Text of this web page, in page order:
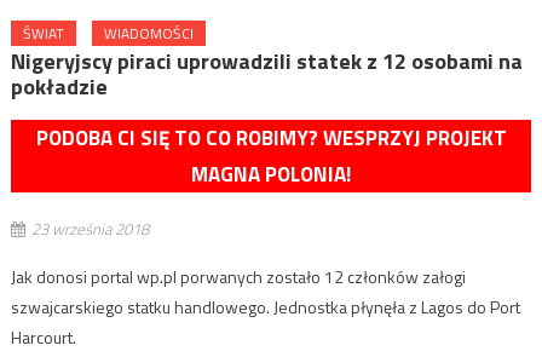
ŚWIAT WIADOMOŚCI
Nigeryjscy piraci uprowadzili statek z 12 osobami na
pokładzie
PODOBA CI SIĘ TO CO ROBIMY? WESPRZYJ PROJEKT
MAGNA POLONIA!
23 września 2018
Jak donosi portal wp.pl porwanych zostało 12 członków załogi
szwajcarskiego statku handlowego. Jednostka płynęła z Lagos do Port
Harcourt.